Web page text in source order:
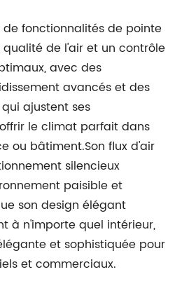
de fonctionnalités de pointe
de l'air et un contrôle
avec des
avancés et des
ajustent ses
le climat parfait dans
ou bâtiment.Son flux d'air
silencieux
paisible et
son design élégant
à n'importe quel intérieur,
et sophistiquée pour
et commerciaux.